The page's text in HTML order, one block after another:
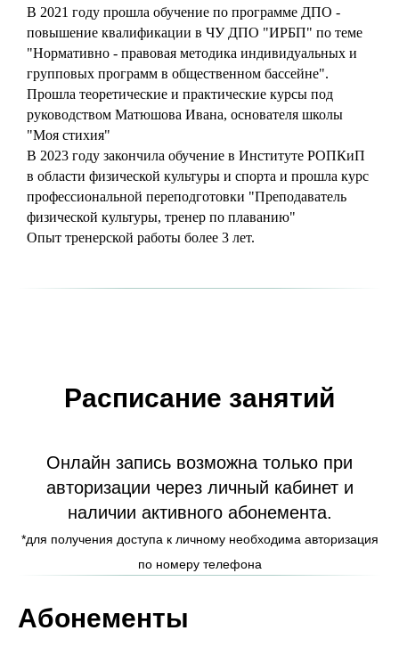
В 2021 году прошла обучение по программе ДПО -
повышение квалификации в ЧУ ДПО "ИРБП" по теме
"Нормативно - правовая методика индивидуальных и
групповых программ в общественном бассейне".
Прошла теоретические и практические курсы под
руководством Матюшова Ивана, основателя школы
"Моя стихия"
В 2023 году закончила обучение в Институте РОПКиП
в области физической культуры и спорта и прошла курс
профессиональной переподготовки "Преподаватель
физической культуры, тренер по плаванию"
Опыт тренерской работы более 3 лет.
Расписание занятий
Онлайн запись возможна только при
авторизации через личный кабинет и
наличии активного абонемента.
*для получения доступа к личному необходима авторизация
по номеру телефона
Абонементы